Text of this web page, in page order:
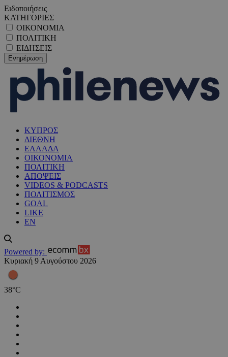
Ειδοποιήσεις
ΚΑΤΗΓΟΡΙΕΣ
ΟΙΚΟΝΟΜΙΑ
ΠΟΛΙΤΙΚΗ
ΕΙΔΗΣΕΙΣ
ΚΥΠΡΟΣ
ΔΙΕΘΝΗ
ΕΛΛΑΔΑ
ΟΙΚΟΝΟΜΙΑ
ΠΟΛΙΤΙΚΗ
ΑΠΟΨΕΙΣ
VIDEOS & PODCASTS
ΠΟΛΙΤΙΣΜΟΣ
GOAL
LIKE
EN
Powered by:
Κυριακή 9 Αυγούστου 2026
38°C